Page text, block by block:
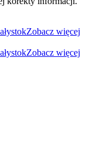
Zobacz więcej
Zobacz więcej